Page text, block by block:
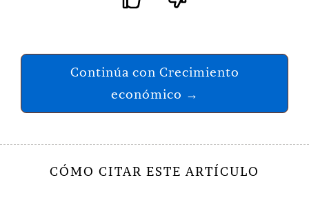
Continúa con Crecimiento
económico →
CÓMO CITAR ESTE ARTÍCULO